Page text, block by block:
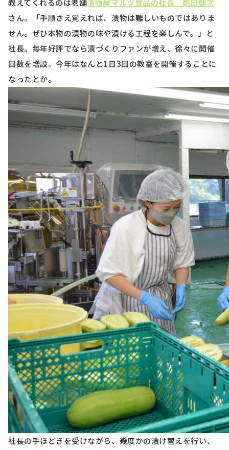
教えてくれるのは老舗漬物屋マルツ食品の社長 鶴田健次
さん。「手順さえ覚えれば、漬物は難しいものではありま
せん。ぜひ本物の漬物の味や漬ける工程を楽しんで。」と
社長。毎年好評でなら漬づくりファンが増え、徐々に開催
回数を増設。今年はなんと1日3回の教室を開催することに
なったとか。
社長の手ほどきを受けながら、幾度かの漬け替えを行い、